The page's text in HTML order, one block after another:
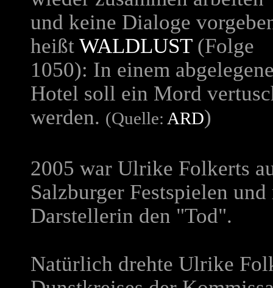
und keine Dialoge
heißt WALDLUST(Folge
1050): In einem
Hotel soll ein Mord
werden. (Quelle: ARD)
2005 war Ulrike Folkerts
Salzburger Festspielen
Darstellerin den "Tod".
Natürlich drehte Ulrike